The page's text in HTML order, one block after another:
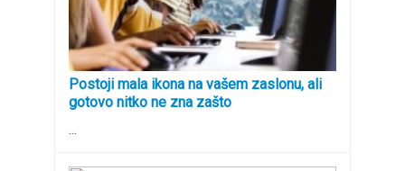
Postoji mala ikona na vašem zaslonu, ali
gotovo nitko ne zna zašto
...